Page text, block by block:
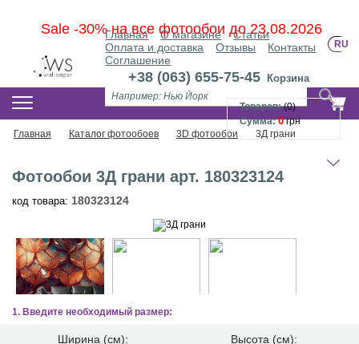
Sale -30% на все фотообои до 23.08.2026
Главная О магазине
Статьи
Оплата и доставка
Отзывы
Контакты
Соглашение
RU
+38 (063) 655-75-45 Корзина
Товаров:(0)
Сумма: 0грн
КАТАЛОГ ФОТООБОЕВ
Главная Каталог фотообоев 3D фотообои 3Д грани
Фотообои 3Д грани арт. 180323124
код товара: 180323124
1. Введите необходимый размер:
Ширина (см): Высота (см):